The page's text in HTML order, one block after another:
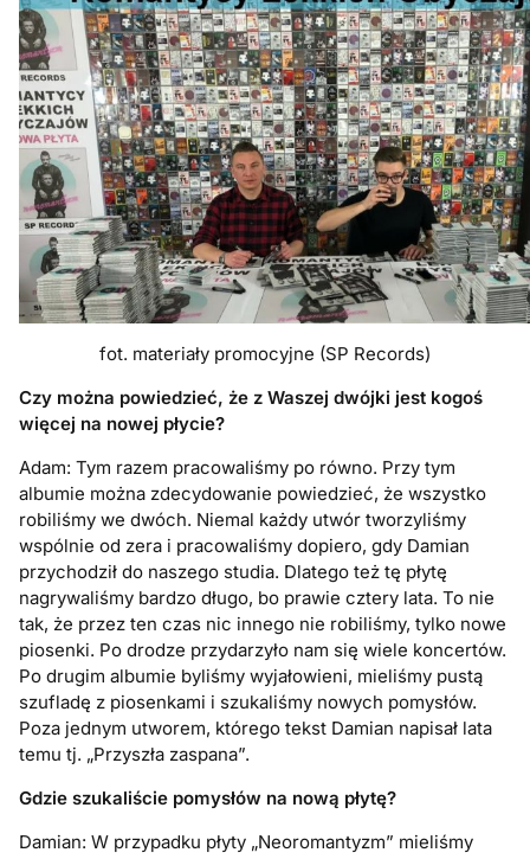
fot. materiały promocyjne (SP Records)
Czy można powiedzieć, że z Waszej dwójki jest kogoś
więcej na nowej płycie?
Adam: Tym razem pracowaliśmy po równo. Przy tym
albumie można zdecydowanie powiedzieć, że wszystko
robiliśmy we dwóch. Niemal każdy utwór tworzyliśmy
wspólnie od zera i pracowaliśmy dopiero, gdy Damian
przychodził do naszego studia. Dlatego też tę płytę
nagrywaliśmy bardzo długo, bo prawie cztery lata. To nie
tak, że przez ten czas nic innego nie robiliśmy, tylko nowe
piosenki. Po drodze przydarzyło nam się wiele koncertów.
Po drugim albumie byliśmy wyjałowieni, mieliśmy pustą
szufladę z piosenkami i szukaliśmy nowych pomysłów.
Poza jednym utworem, którego tekst Damian napisał lata
temu tj. „Przyszła zaspana”.
Gdzie szukaliście pomysłów na nową płytę?
Damian: W przypadku płyty „Neoromantyzm” mieliśmy